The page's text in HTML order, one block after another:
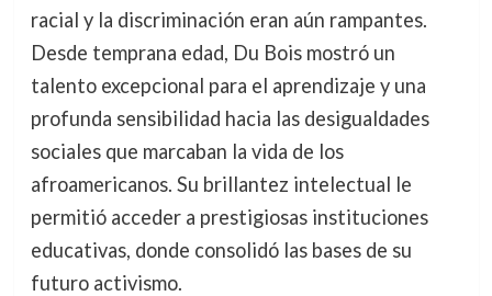
racial y la discriminación eran aún rampantes.
Desde temprana edad, Du Bois mostró un
talento excepcional para el aprendizaje y una
profunda sensibilidad hacia las desigualdades
sociales que marcaban la vida de los
afroamericanos. Su brillantez intelectual le
permitió acceder a prestigiosas instituciones
educativas, donde consolidó las bases de su
futuro activismo.